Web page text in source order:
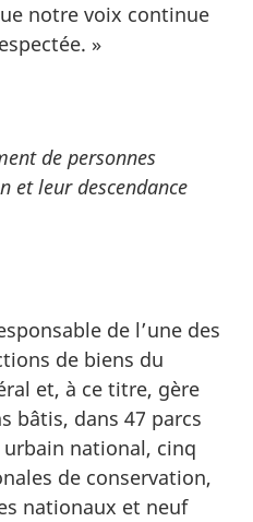
notre voix continue
»
de personnes
et leur descendance
de l’une des
de biens du
et, à ce titre, gère
bâtis, dans 47 parcs
national, cinq
de conservation,
nationaux et neuf